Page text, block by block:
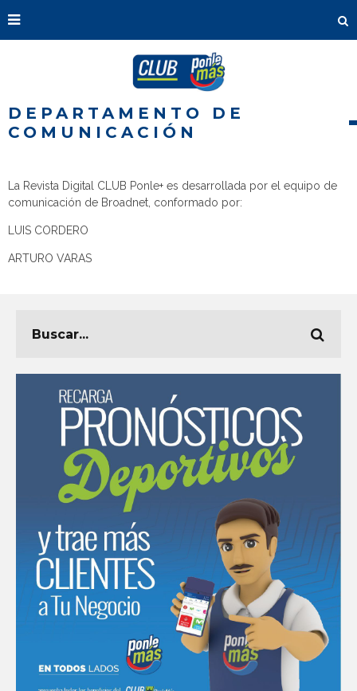
DEPARTAMENTO DE
COMUNICACIÓN
La Revista Digital CLUB Ponle+ es desarrollada por el equipo de
comunicación de Broadnet, conformado por:
LUIS CORDERO
ARTURO VARAS